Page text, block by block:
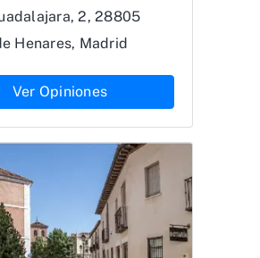
2, 28805
Henares, Madrid
Ver Opiniones